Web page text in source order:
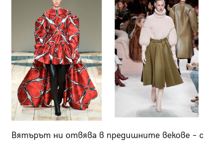
Вятърът ни отвява в предишните векове – с